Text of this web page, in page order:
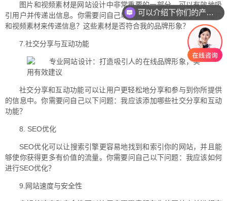
图片和视频素材是网站设计中非常重要的一部分，可以有效地吸
引用户并传递出信息。你需要问自己以下问题：我应该使用哪些图片
和视频素材来传递信息？这些素材是否符合我的品牌形象？
7.社交分享与互动功能
社交分享和互动功能可以让用户更轻松地分享和参与到你所提供
的信息中。你需要问自己以下问题：我应该添加哪些社交分享和互动
功能？
8. SEO优化
SEO优化可以让搜索引擎更容易地找到和索引你的网站，并且能
够使你获得更多有价值的流量。你需要问自己以下问题：我应该如何
进行SEO优化？
9.网站速度与安全性
可以介绍下你们的产品么